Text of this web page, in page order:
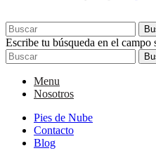
Escribe tu búsqueda en el campo
Menu
Nosotros
Pies de Nube
Contacto
Blog